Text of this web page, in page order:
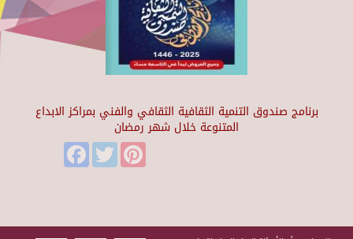
برنامج صندوق التنمية الثقافية الثقافي والفني بمراكز الابداع
المتنوعة خلال شهر رمضان
FacebookTwitter